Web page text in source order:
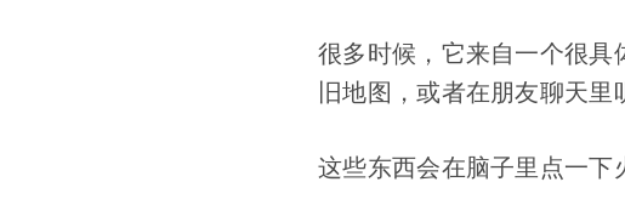
很多时候，它来自一个很
旧地图，或者在朋友聊天里
这些东西会在脑子里点一下